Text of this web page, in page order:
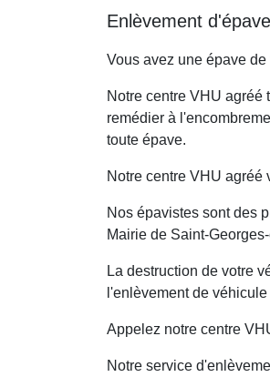
Enlèvement
Vous avez une épave
Notre centre VHU
remédier à
toute épave.
Notre centre VHU agréé
Nos épavistes sont des
Mairie de Saint-
La destruction de votre
l'enlèvement de
Appelez notre centre
Notre service